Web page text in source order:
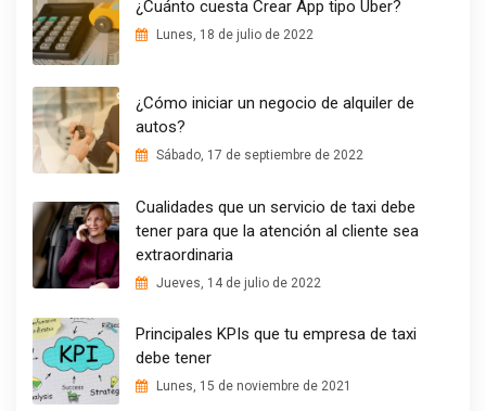
¿Cuánto cuesta Crear App tipo Uber?
Lunes, 18 de julio de 2022
¿Cómo iniciar un negocio de alquiler de
autos?
Sábado, 17 de septiembre de 2022
Cualidades que un servicio de taxi debe
tener para que la atención al cliente sea
extraordinaria
Jueves, 14 de julio de 2022
Principales KPIs que tu empresa de taxi
debe tener
Lunes, 15 de noviembre de 2021